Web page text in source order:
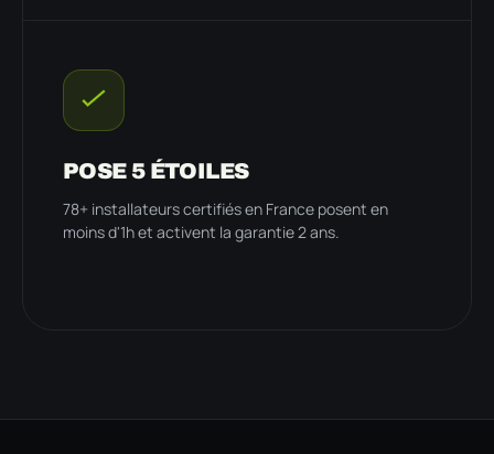
POSE 5 ÉTOILES
78+ installateurs certifiés en France posent en
moins d'1h et activent la garantie 2 ans.